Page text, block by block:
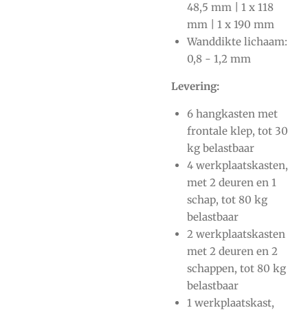
48,5 mm | 1 x 118
mm | 1 x 190 mm
Wanddikte lichaam:
0,8 - 1,2 mm
Levering:
6 hangkasten met
frontale klep, tot 30
kg belastbaar
4 werkplaatskasten,
met 2 deuren en 1
schap, tot 80 kg
belastbaar
2 werkplaatskasten
met 2 deuren en 2
schappen, tot 80 kg
belastbaar
1 werkplaatskast,